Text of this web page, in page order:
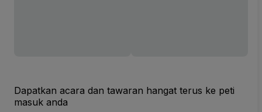
Dapatkan acara dan tawaran hangat terus ke peti
masuk anda